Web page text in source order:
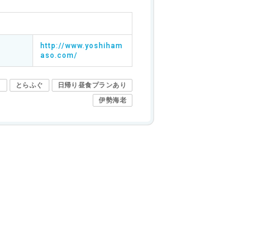
http://www.yoshiham
aso.com/
とらふぐ
日帰り昼食プランあり
伊勢海老